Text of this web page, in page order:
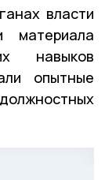
власти
материала
навыков
опытные